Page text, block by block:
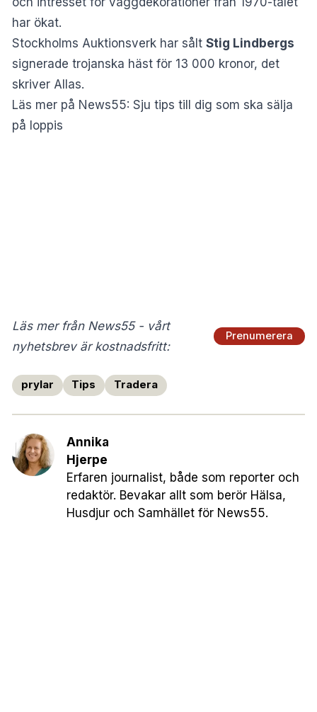
har ökat.
Stockholms Auktionsverk har sålt Stig Lindbergs
signerade trojanska häst för 13 000 kronor, det
skriver Allas.
Läs mer på News55: Sju tips till dig som ska sälja
på loppis
Läs mer från News55 - vårt
nyhetsbrev är kostnadsfritt:
Prenumerera
prylar Tips Tradera
Annika
Hjerpe
Erfaren journalist, både som reporter och
redaktör. Bevakar allt som berör Hälsa,
Husdjur och Samhället för News55.